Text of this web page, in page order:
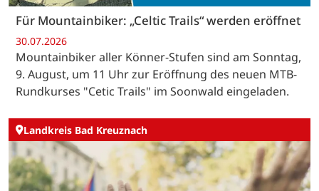
Für Mountainbiker: „Celtic Trails“ werden eröffnet
30.07.2026
Mountainbiker aller Könner-Stufen sind am Sonntag,
9. August, um 11 Uhr zur Eröffnung des neuen MTB-
Rundkurses "Cetic Trails" im Soonwald eingeladen.
Landkreis Bad Kreuznach